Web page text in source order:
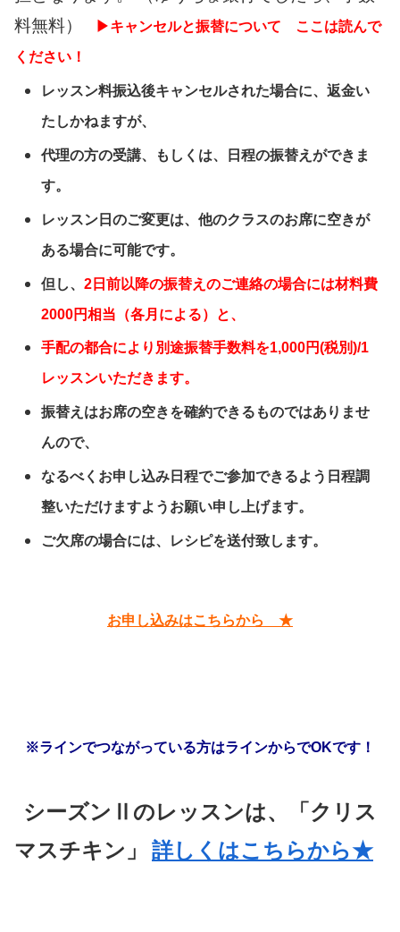
料無料）
▶キャンセルと振替について ここは読んで
ください！
レッスン料振込後キャンセルされた場合に、返金い
たしかねますが、
代理の方の受講、もしくは、日程の振替えができま
す。
レッスン日のご変更は、他のクラスのお席に空きが
ある場合に可能です。
但し、 2日前以降の振替えのご連絡の場合には材料費
2000円相当（各月による）と、
手配の都合により別途振替手数料を1,000円(税別)/1
レッスンいただきます。
振替えはお席の空きを確約できるものではありませ
んので、
なるべくお申し込み日程でご参加できるよう日程調
整いただけますようお願い申し上げます。
ご欠席の場合には、レシピを送付致します。
お申し込みはこちらから ★
※ラインでつながっている方はラインからでOKです！
シーズンⅡのレッスンは、「クリス
マスチキン」
詳しくはこちらから★